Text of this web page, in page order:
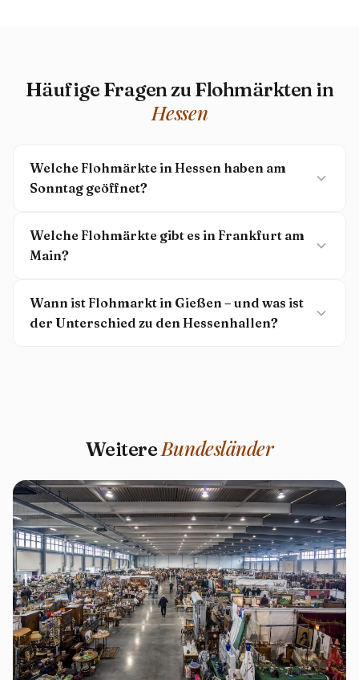
Häufige Fragen zu Flohmärkten in
Hessen
Welche Flohmärkte in Hessen haben am
Sonntag geöffnet?
Welche Flohmärkte gibt es in Frankfurt am
Main?
Wann ist Flohmarkt in Gießen – und was ist
der Unterschied zu den Hessenhallen?
WeitereBundesländer